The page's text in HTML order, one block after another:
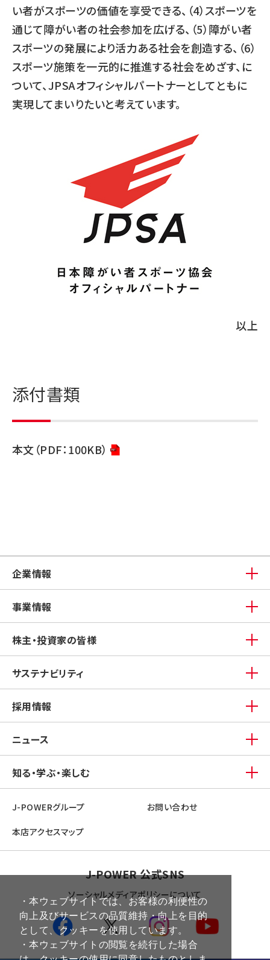
・本ウェブサイトでは、お客様の利便性の
向上及びサービスの品質維持・向上を目的
として、クッキーを使用しています。
・本ウェブサイトの閲覧を続行した場合
い者がスポーツの価値を享受できる、（4）スポーツを
通じて障がい者の社会参加を広げる、（5）障がい者
スポーツの発展により活力ある社会を創造する、（6）
スポーツ施策を一元的に推進する社会をめざす、に
ついて、JPSAオフィシャルパートナーとしてともに
実現してまいりたいと考えています。
以上
添付書類
本文（PDF：100KB）
企業情報
事業情報
株主・投資家の皆様
サステナビリティ
採用情報
ニュース
知る・学ぶ・楽しむ
J-POWERグループ お問い合わせ
本店アクセスマップ
J-POWER 公式SNS
ソーシャルメディアポリシーについて